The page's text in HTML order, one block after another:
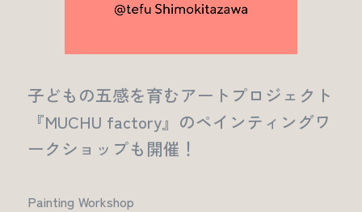
子どもの五感を育むアートプロジェクト
『MUCHU factory』のペインティングワ
ークショップも開催！
Painting Workshop